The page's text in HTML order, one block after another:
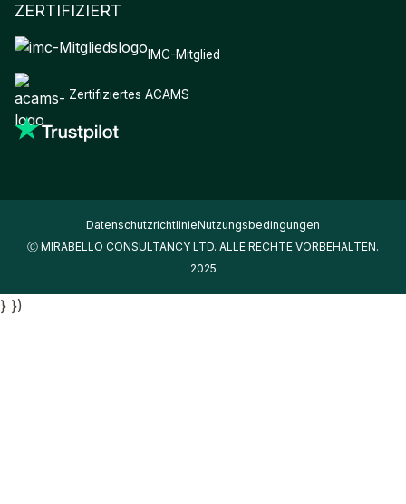
ZERTIFIZIERT
IMC-Mitglied
Zertifiziertes ACAMS
DatenschutzrichtlinieNutzungsbedingungen
Ⓒ MIRABELLO CONSULTANCY LTD. ALLE RECHTE VORBEHALTEN.
2025
} })